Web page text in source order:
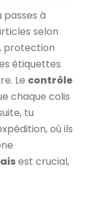
passes à
selon
protection
étiquettes
Le contrôle
chaque colis
tu
où ils
est crucial,